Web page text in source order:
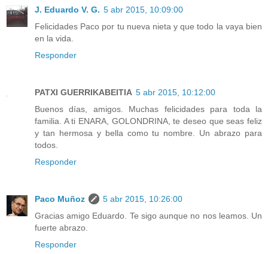
J. Eduardo V. G. 5 abr 2015, 10:09:00
Felicidades Paco por tu nueva nieta y que todo la vaya bien
en la vida.
Responder
PATXI GUERRIKABEITIA 5 abr 2015, 10:12:00
Buenos días, amigos. Muchas felicidades para toda la
familia. A ti ENARA, GOLONDRINA, te deseo que seas feliz
y tan hermosa y bella como tu nombre. Un abrazo para
todos.
Responder
Paco Muñoz
5 abr 2015, 10:26:00
Gracias amigo Eduardo. Te sigo aunque no nos leamos. Un
fuerte abrazo.
Responder